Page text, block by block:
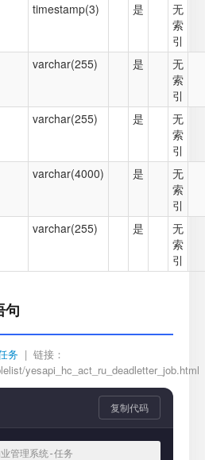
timestamp(3) 是
无
索
引
varchar(255) 是
无
索
引
varchar(255) 是
无
索
引
varchar(4000) 是
无
索
引
varchar(255) 是
无
索
引
句
务 | 链接：
yesapi_hc_act_ru_deadletter_job.html
复制代码
管理系统-任务